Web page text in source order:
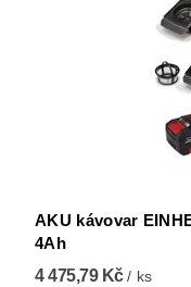
AKU kávovar
4Ah
4 475,79 Kč/ ks